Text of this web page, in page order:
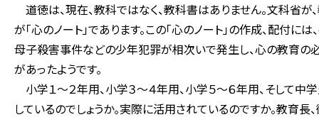
道徳は、現在、教科ではなく、教科書はありません。文科省
が「心のノート」であります。この「心のノート」の作成、配
母子殺害事件などの少年犯罪が相次いで発生し、心の教育の
があったようです。
小学１～２年用、小学３～４年用、小学５～６年用、そして
しているのでしょうか。実際に活用されているのですか。教育長